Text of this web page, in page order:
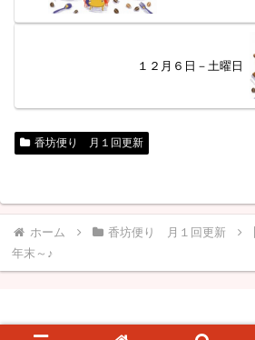
１２月６日－土曜日
香坊便り 月１回更新
ホーム 香坊便り 月１回更新
年末～♪